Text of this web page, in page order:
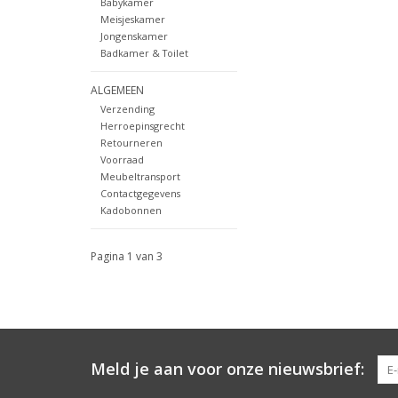
Meisjeskamer
Jongenskamer
Badkamer & Toilet
ALGEMEEN
Verzending
Herroepinsgrecht
Retourneren
Voorraad
Meubeltransport
Contactgegevens
Kadobonnen
Pagina 1 van 3
Meld je aan voor onze nieuwsbrief: